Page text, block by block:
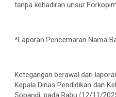
tanpa kehadiran unsur
*Laporan Pencemaran Nama
Ketegangan berawal dari
Kepala Dinas Pendidikan dan
Sopandi, pada Rabu (12/11/